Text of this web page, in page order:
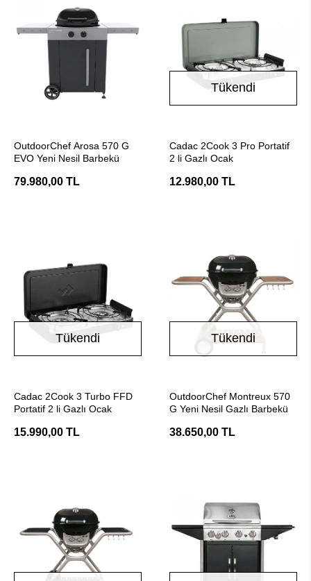
OutdoorChef Arosa 570 G
EVO Yeni Nesil Barbekü
79.980,00 TL
Tükendi
Cadac 2Cook 3 Pro Portatif
2 li Gazlı Ocak
12.980,00 TL
Tükendi
Cadac 2Cook 3 Turbo FFD
Portatif 2 li Gazlı Ocak
15.990,00 TL
Tükendi
OutdoorChef Montreux 570
G Yeni Nesil Gazlı Barbekü
38.650,00 TL